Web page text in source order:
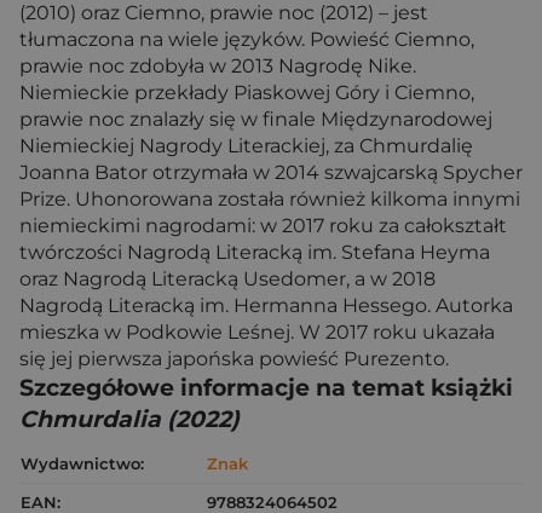
(2010) oraz Ciemno, prawie noc (2012) – jest
tłumaczona na wiele języków. Powieść Ciemno,
prawie noc zdobyła w 2013 Nagrodę Nike.
Niemieckie przekłady Piaskowej Góry i Ciemno,
prawie noc znalazły się w finale Międzynarodowej
Niemieckiej Nagrody Literackiej, za Chmurdalię
Joanna Bator otrzymała w 2014 szwajcarską Spycher
Prize. Uhonorowana została również kilkoma innymi
niemieckimi nagrodami: w 2017 roku za całokształt
twórczości Nagrodą Literacką im. Stefana Heyma
oraz Nagrodą Literacką Usedomer, a w 2018
Nagrodą Literacką im. Hermanna Hessego. Autorka
mieszka w Podkowie Leśnej. W 2017 roku ukazała
się jej pierwsza japońska powieść Purezento.
Szczegółowe informacje na temat książki
Chmurdalia (2022)
Wydawnictwo:
Znak
EAN:
9788324064502